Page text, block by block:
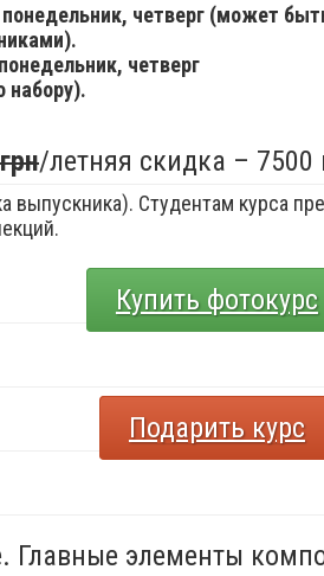
понедельник, четверг (может
четверг
набору).
/летняя скидка – 7500
выпускника). Студентам курса
Купить фотокурс
Подарить курс
Главные элементы